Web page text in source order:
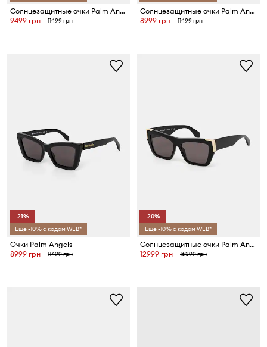
Солнцезащитные очки Palm Angels
9499 грн
11499 грн
Солнцезащитные очки Palm Angels
8999 грн
11499 грн
-21%
Ещё -10% с кодом WEB*
Очки Palm Angels
8999 грн
11499 грн
-20%
Ещё -10% с кодом WEB*
Солнцезащитные очки Palm Angels
12999 грн
16399 грн